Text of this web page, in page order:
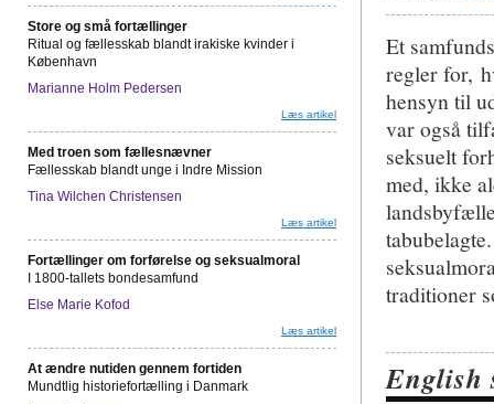
Store og små fortællinger
Ritual og fællesskab blandt irakiske kvinder i
København
Marianne Holm Pedersen
Læs artikel
Med troen som fællesnævner
Fællesskab blandt unge i Indre Mission
Tina Wilchen Christensen
Læs artikel
Fortællinger om forførelse og seksualmoral
I 1800-tallets bondesamfund
Else Marie Kofod
Læs artikel
At ændre nutiden gennem fortiden
Mundtlig historiefortælling i Danmark
Et
regler for,
hensyn til
var også
seksuelt
med, ikke
traditioner
English